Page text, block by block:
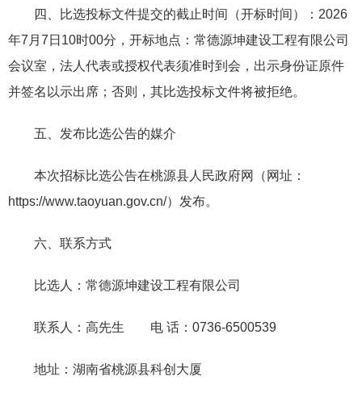
四、比选投标文件提交的截止时间（开标时间）：2026
年7月7日10时00分，开标地点：常德源坤建设工程有限公司
会议室，法人代表或授权代表须准时到会，出示身份证原件
并签名以示出席；否则，其比选投标文件将被拒绝。
五、发布比选公告的媒介
本次招标比选公告在桃源县人民政府网（网址：
https://www.taoyuan.gov.cn/）发布。
六、联系方式
比选人：常德源坤建设工程有限公司
联系人：高先生 电 话：0736-6500539
地址：湖南省桃源县科创大厦